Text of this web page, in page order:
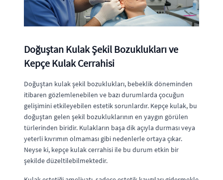
Doğuştan Kulak Şekil Bozuklukları ve
Kepçe Kulak Cerrahisi
Doğuştan kulak şekil bozuklukları, bebeklik döneminden
itibaren gözlemlenebilen ve bazı durumlarda çocuğun
gelişimini etkileyebilen estetik sorunlardır. Kepçe kulak, bu
doğuştan gelen şekil bozukluklarının en yaygın görülen
türlerinden biridir. Kulakların başa dik açıyla durması veya
yeterli kıvrımın olmaması gibi nedenlerle ortaya çıkar.
Neyse ki, kepçe kulak cerrahisi ile bu durum etkin bir
şekilde düzeltilebilmektedir.